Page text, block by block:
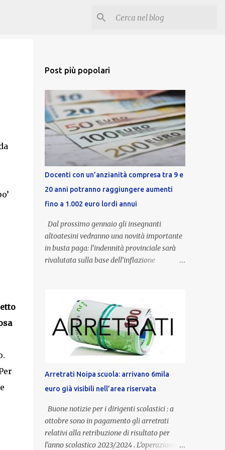
Post più popolari
Docenti con un’anzianità compresa tra 9 e
20 anni potranno raggiungere aumenti
fino a 1.002 euro lordi annui
Dal prossimo gennaio gli insegnanti
altoatesini vedranno una novità importante
in busta paga: l’indennità provinciale sarà
rivalutata sulla base dell’inflazione
un’anzianità compresa tra 9 e 20 anni
potranno raggiungere fino a 1.002 euro lordi
annui. Il nuovo contratto provinciale
introduce inoltre un congedo speciale
dedicato alle donne vittime di violenza di
genere, in linea con la normativa nazionale e
con l’obiettivo di offrire maggiore tutela e
supporto in situazioni delicate. L’indennità
provinciale per i docenti è un unicum in
Italia: si tratta di una misura esclusiva della
Provincia autonoma di Bolzano, che integra
in maniera stabile lo stipendio nazionale
Arretrati Noipa scuola: arrivano 6mila
euro già visibili nell’area riservata
Buone notizie per i dirigenti scolastici : a
ottobre sono in pagamento gli arretrati
relativi alla retribuzione di risultato per
l’anno scolastico 2023/2024 . L’operazione,